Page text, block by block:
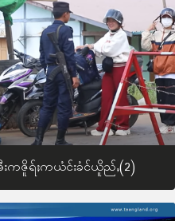
ဇိူရ်ႈကယံင်းခံင်ယိူည်ႇ(2)